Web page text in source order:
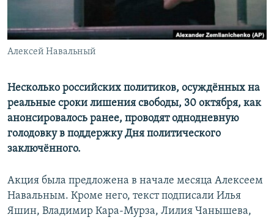
ПОБЕДИТЕЛЕЙ НЕ СУДЯТ?
КРЫМ.НЕПОКОРЕННЫЙ
ELIFBE
ПРИСОЕДИНЯЙТЕСЬ!
Все сайты RFE/RL
Алексей Навальный
Несколько российских политиков, осуждённых на
реальные сроки лишения свободы, 30 октября, как
анонсировалось ранее, проводят однодневную
голодовку в поддержку Дня политического
заключённого.
Акция была предложена в начале месяца Алексеем
Навальным. Кроме него, текст подписали Илья
Яшин, Владимир Кара-Мурза, Лилия Чанышева,